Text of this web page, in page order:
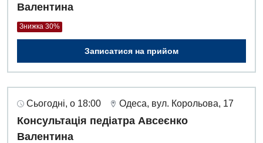
Травматологічне відділення
Травматологія і ортопедія
Урологічне відділення
Фізіотерапія
Хірургічне відділення
Валентина
Знижка 30%
Записатися на прийом
Сьогодні, о 18:00 Одеса, вул. Корольова, 17
Консультація педіатра Авсеєнко
Валентина